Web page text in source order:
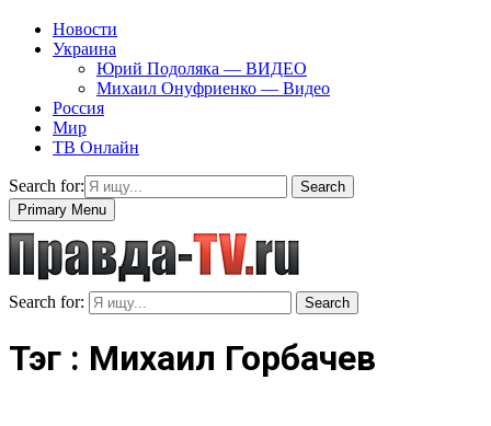
Новости
Украина
Юрий Подоляка — ВИДЕО
Михаил Онуфриенко — Видео
Россия
Мир
ТВ Онлайн
Search for:
Search
Primary Menu
Search for: Search
Тэг : Михаил Горбачев